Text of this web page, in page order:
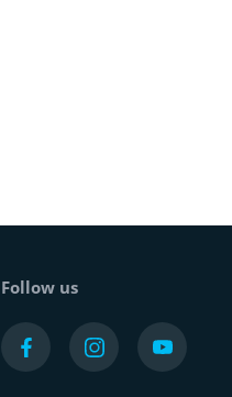
Follow us